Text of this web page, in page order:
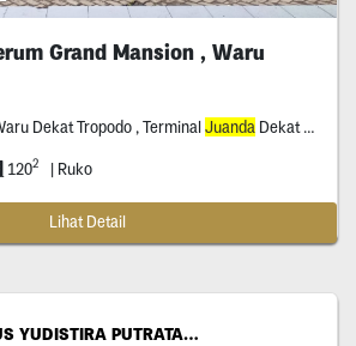
Grand Mansion , Waru
Dekat Tropodo , TerminalJuanda Dekat Deltasari Dekat A.yani
1202 | Ruko
Lihat Detail
ATANASIUS YUDISTIRA PUTRATAMA